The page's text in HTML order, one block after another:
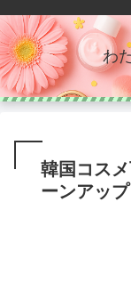
わ
韓国コス
ーンアッ